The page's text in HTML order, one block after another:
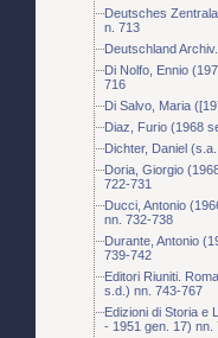
Deutsches
n. 713
Deutschland
Di Nolfo, Ennio
716
Di Salvo, Maria
Diaz, Furio (1968
Dichter, Daniel
Doria, Giorgio
722-731
Ducci, Antonio
nn. 732-738
Durante, Antonio
739-742
Editori Riuniti.
s.d.) nn. 743-767
Edizioni di Storia e
- 1951 gen. 17) nn.